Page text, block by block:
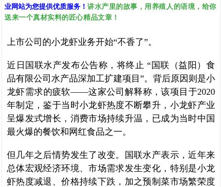
业网站为您提供优质服务！ 讲水产里的故事，用养殖人的语境，给你
送来一个真材实料的匠心精品文章！
上市公司的小龙虾业务开始“不香了”。
近日国联水产发布公告称，将终止 “国联（益阳）食
品有限公司水产品深加工扩建项目”。背后原因则是小
龙虾需求的疲软——这家公司解释称，该项目于2020
年制定，鉴于当时小龙虾热度不断攀升，小龙虾产业
呈爆发式增长，消费市场持续升温，已成为当时中国
最火爆的餐饮和网红食品之一。
但几年之后情势发生了改变。国联水产表示，近年来
总体宏观经济环境、市场需求发生变化，特别是小龙
虾热度减退、价格持续下跌，加之预制菜市场繁荣度